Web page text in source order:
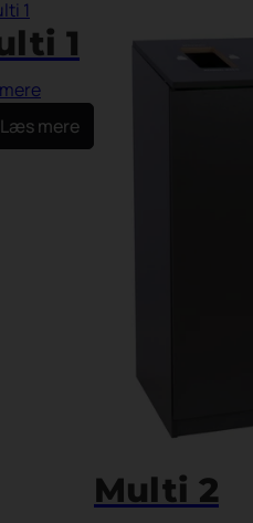
1
Læs mere
Multi 2